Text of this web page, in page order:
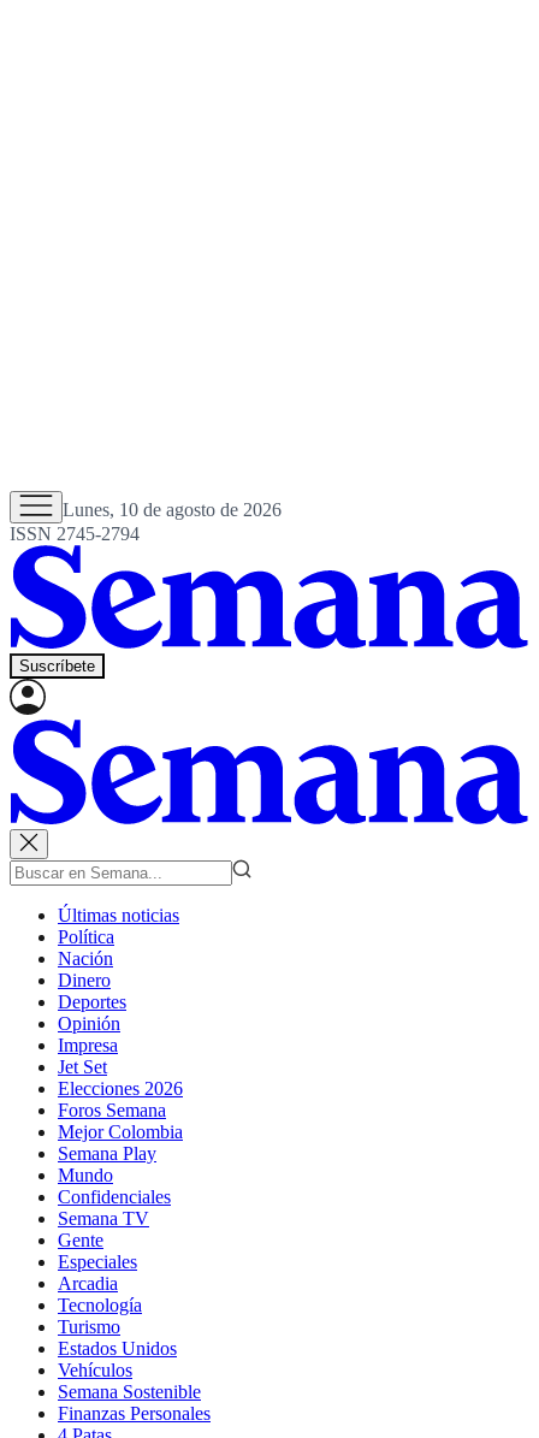
Lunes, 10 de agosto de 2026
ISSN 2745-2794
Suscríbete
Últimas noticias
Política
Nación
Dinero
Deportes
Opinión
Impresa
Jet Set
Elecciones 2026
Foros Semana
Mejor Colombia
Semana Play
Mundo
Confidenciales
Semana TV
Gente
Especiales
Arcadia
Tecnología
Turismo
Estados Unidos
Vehículos
Semana Sostenible
Finanzas Personales